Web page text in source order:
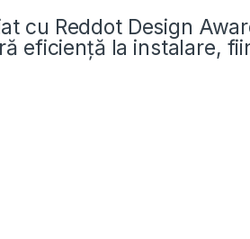
cu Reddot Design
eficiență la instalare,